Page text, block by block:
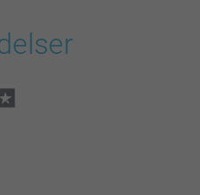
51,5 cm